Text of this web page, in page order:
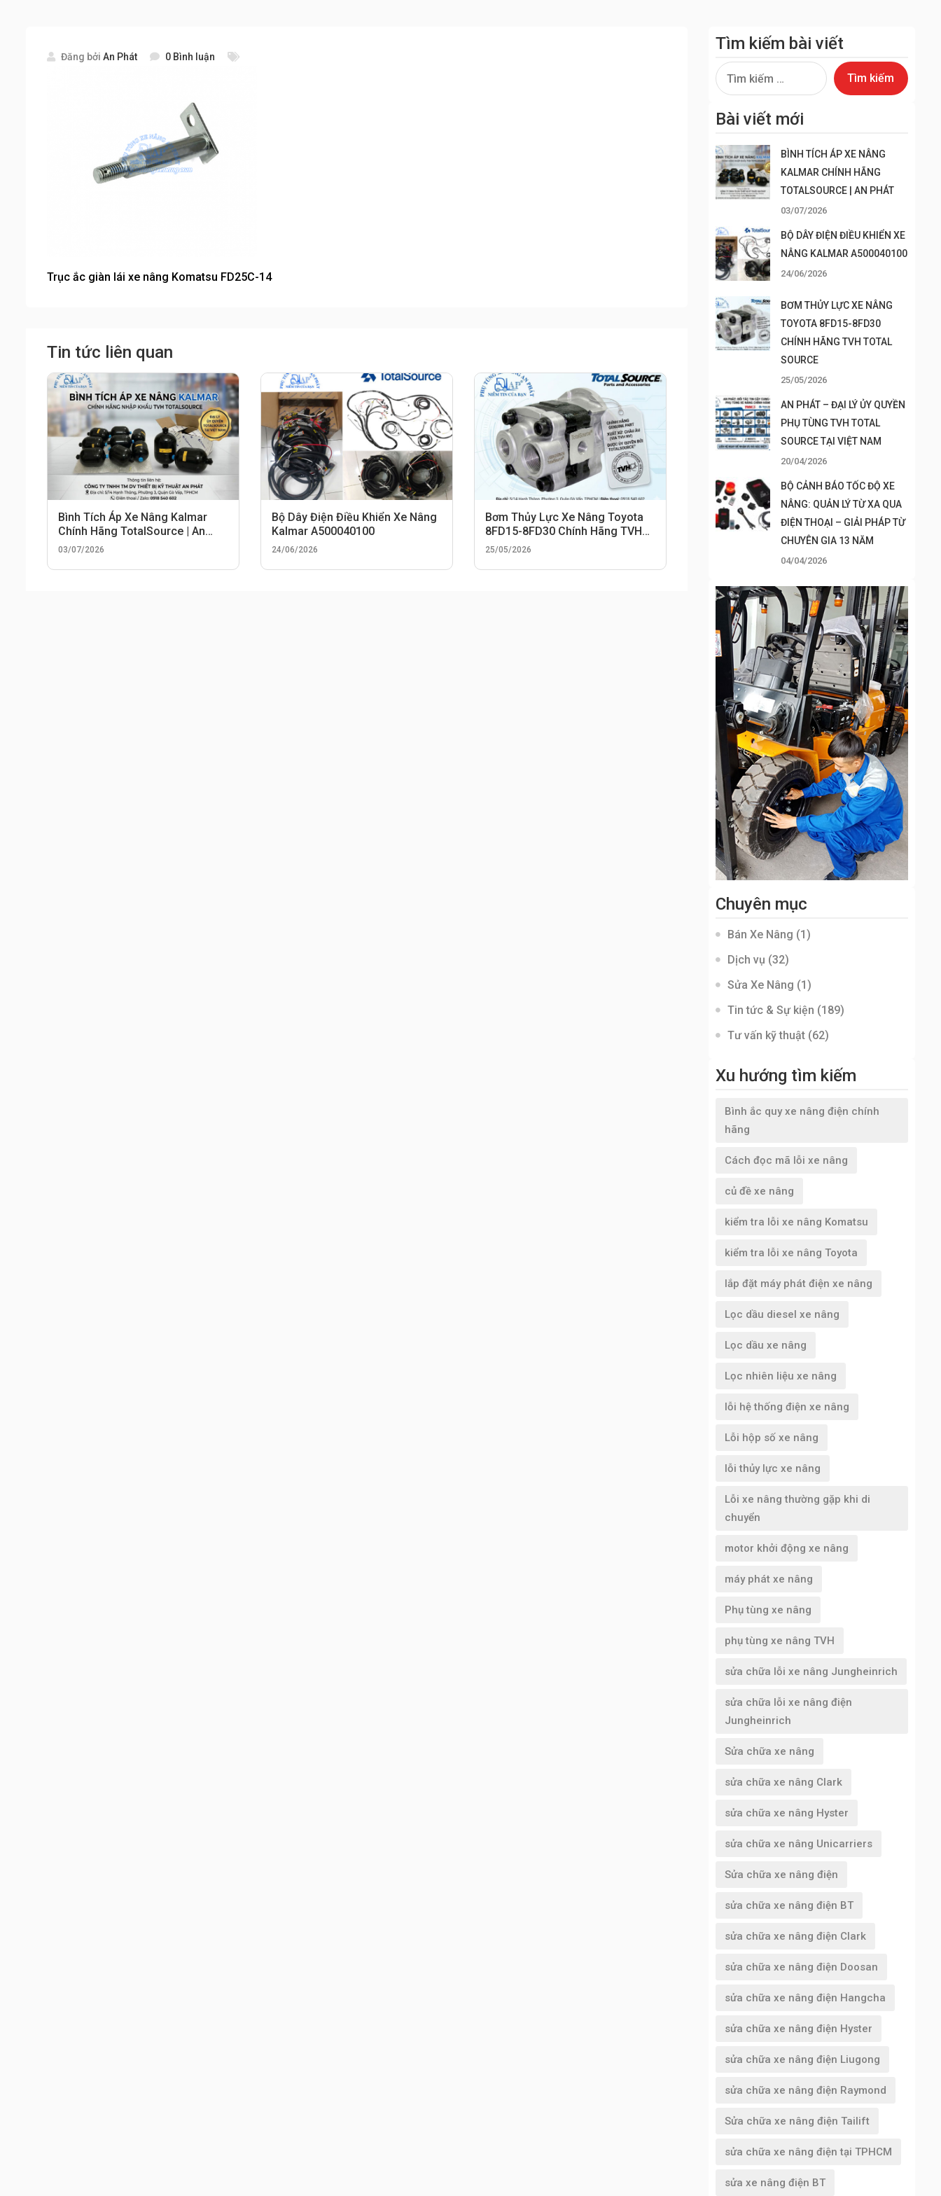
Đăng bởi An Phát 0 Bình luận
Trục ắc giàn lái xe nâng Komatsu FD25C-14
Tin tức liên quan
Bình Tích Áp Xe Nâng Kalmar
Chính Hãng TotalSource | An
Phát
03/07/2026
Bộ Dây Điện Điều Khiển Xe Nâng
Kalmar A500040100
24/06/2026
Bơm Thủy Lực Xe Nâng Toyota
8FD15-8FD30 Chính Hãng TVH
Total Source
25/05/2026
Tìm kiếm bài viết
Tìm
kiếm
Bài viết mới
BÌNH TÍCH ÁP XE NÂNG
KALMAR CHÍNH HÃNG
TOTALSOURCE | AN PHÁT
03/07/2026
BỘ DÂY ĐIỆN ĐIỀU KHIỂN XE
NÂNG KALMAR A500040100
24/06/2026
BƠM THỦY LỰC XE NÂNG
TOYOTA 8FD15-8FD30
CHÍNH HÃNG TVH TOTAL
SOURCE
25/05/2026
AN PHÁT – ĐẠI LÝ ỦY QUYỀN
PHỤ TÙNG TVH TOTAL
SOURCE TẠI VIỆT NAM
20/04/2026
BỘ CẢNH BÁO TỐC ĐỘ XE
NÂNG: QUẢN LÝ TỪ XA QUA
ĐIỆN THOẠI – GIẢI PHÁP TỪ
CHUYÊN GIA 13 NĂM
04/04/2026
Chuyên mục
Bán Xe Nâng (1)
Dịch vụ (32)
Sửa Xe Nâng (1)
Tin tức & Sự kiện (189)
Tư vấn kỹ thuật (62)
Xu hướng tìm kiếm
Bình ắc quy xe nâng điện chính
hãng
Cách đọc mã lỗi xe nâng
củ đề xe nâng
kiểm tra lỗi xe nâng Komatsu
kiểm tra lỗi xe nâng Toyota
lắp đặt máy phát điện xe nâng
Lọc dầu diesel xe nâng
Lọc dầu xe nâng
Lọc nhiên liệu xe nâng
lỗi hệ thống điện xe nâng
Lỗi hộp số xe nâng
lỗi thủy lực xe nâng
Lỗi xe nâng thường gặp khi di
chuyển
motor khởi động xe nâng
máy phát xe nâng
Phụ tùng xe nâng
phụ tùng xe nâng TVH
sửa chữa lỗi xe nâng Jungheinrich
sửa chữa lỗi xe nâng điện
Jungheinrich
Sửa chữa xe nâng
sửa chữa xe nâng Clark
sửa chữa xe nâng Hyster
sửa chữa xe nâng Unicarriers
Sửa chữa xe nâng điện
sửa chữa xe nâng điện BT
sửa chữa xe nâng điện Clark
sửa chữa xe nâng điện Doosan
sửa chữa xe nâng điện Hangcha
sửa chữa xe nâng điện Hyster
sửa chữa xe nâng điện Liugong
sửa chữa xe nâng điện Raymond
Sửa chữa xe nâng điện Tailift
sửa chữa xe nâng điện tại TPHCM
sửa xe nâng điện BT